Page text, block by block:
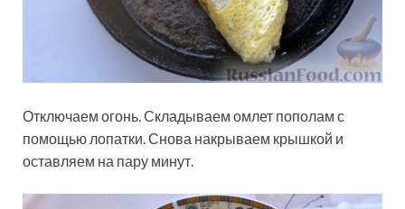
Отключаем огонь. Складываем омлет пополам с
помощью лопатки. Снова накрываем крышкой и
оставляем на пару минут.